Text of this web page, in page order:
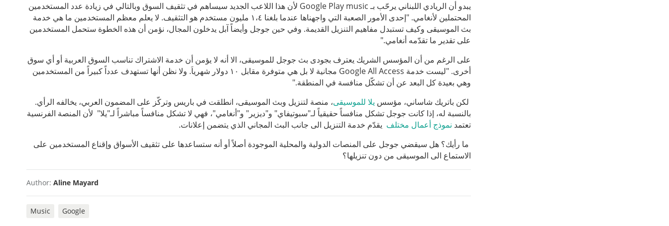
يبدو أن الريادي اللبناني يرحّب بـ Google Play music لأن هذا اللاعب الجديد سيساهم في تثقيف السوق وبالتالي في زيادة عدد المستخدمين
المحتملين لأنغامي. "إحدى الأمور الصعبة التي واجهناها عندما بلغنا ١،٤ مليون مستخدم هو التثقيف. لا يعلم معظم المستخدمين ما هي خدمة
بث الموسيقى وكيف تستبدل مفاهيم التنزيل القديمة. وفي حين جوجل وأيضاً آبل يدخلون المجال، نؤمن أن هذه الخطوة ستحمل المستخدمين
على تقدير ما تقدّمه أنغامي."
على الرغم من أن المؤسس الشريك يعترف بجودى بث جوجل للموسيقى، الا أنه لا يؤمن أن خدمة الاشتراك تناسب السوق العربية أو أي سوق
أخرى. "ليست خدمة Google All Access مجانية لا بل هي متوفرة مقابل ١٠ دولار شهرياَ. ولا نظن أنها تستهدف عدداً كبيراً من المستخدمين
وهي بعيدة كل البعد عن أن تشكّل منافسة في المنطقة."
لكن باتريك شاساني، مؤسس يلا للموسيقى، منصة لتنزيل وبث الموسيقى، انطلقت في باريس وتركّز على المضمون العربي، يخالفه الرأي.
بالنسبة له، إذا كانت جوجل تشكل منافساً حقيقياً لـ"سبوتيفاي" و"ديزير" و"أنغامي"، فهي لا تشكل منافساً مباشراً لـ"يلا" لأن المنصة الفرنسية
تعتمد نموذج أعمال مختلف يقدّم خدمة التنزيل الى جانب البث المجاني الذي يتضمن إعلانات.
ما رأيك؟ هل سيقضي جوجل على المنصات الدولية والمحلية الموجودة أصلاً أو أنه ستساعدها على تثقيف الأسواق وإقناع المستخدمين على
الاستماع الى الموسيقى من دون تنزيلها؟
Author: Aline Mayard
Music Google